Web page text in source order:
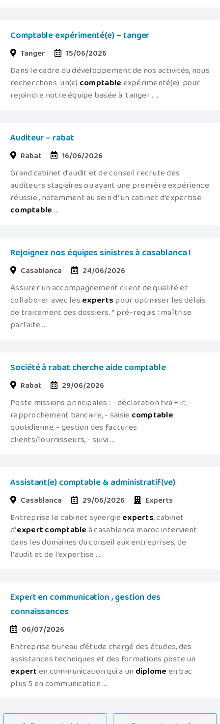
Comptable expérimenté(e) – tanger
Tanger 15/06/2026
Dans le cadre du développement de nos activités, nous
recherchons un(e) comptableexpérimenté(e) pour
rejoindre notre équipe basée à tanger . ...
Auditeur – rabat
Rabat 16/06/2026
Grand cabinet d'audit et de conseil recrute des
auditeurs stagiaires ou ayant une première expérience
réussie , notamment au sein d' un cabinet d'expertise
comptable ...
Rejoignez nos équipes sinistres à casablanca !
Casablanca 24/06/2026
Assurer un accompagnement client de qualité et
collaborer avec lesexpertspour optimiser les délais
de traitement des dossiers. * pré-requis : maîtrise
parfaite ...
Société à rabat cherche aide comptable
Rabat 29/06/2026
Poste missions principales : - déclaration tva + ir, -
rapprochement bancaire, - saisie comptable
quotidienne, - gestion des factures
clients/fournisseurs, - suivi ...
Assistant(e) comptable & administratif(ve)
Casablanca 29/06/2026 Experts
Entreprise le cabinet synergieexperts, cabinet
d'expertcomptableà casablanca maroc intervient
dans les domaines du conseil aux entreprises, de
l'audit et de l'expertise ...
Expert en communication , gestion des
connaissances
06/07/2026
Entreprise bureau d'étude chargé des études, des
assistances techniques et des formations poste un
experten communication qui a undiplomeen bac
plus 5 en communication ...